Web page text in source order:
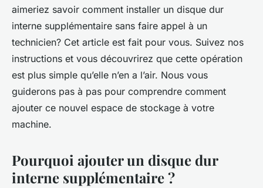
aimeriez savoir comment installer un disque dur
interne supplémentaire sans faire appel à un
technicien? Cet article est fait pour vous. Suivez nos
instructions et vous découvrirez que cette opération
est plus simple qu’elle n’en a l’air. Nous vous
guiderons pas à pas pour comprendre comment
ajouter ce nouvel espace de stockage à votre
machine.
Pourquoi ajouter un disque dur
interne supplémentaire ?